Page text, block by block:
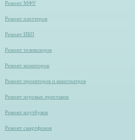
Ремонт МФУ
Ремонт плоттеров
Ремонт ИБП
Ремонт телевизоров
Ремонт мониторов
Ремонт проекторов и кинотеатров
Ремонт игровых приставок
Ремонт ноутбуков
Ремонт смартфонов